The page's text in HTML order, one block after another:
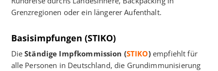
Grenzregionen oder ein längerer Aufenthalt.
Basisimpfungen (STIKO)
DieStändige Impfkommission (STIKO)empfiehlt für
alle Personen in Deutschland, die Grundimmunisierung